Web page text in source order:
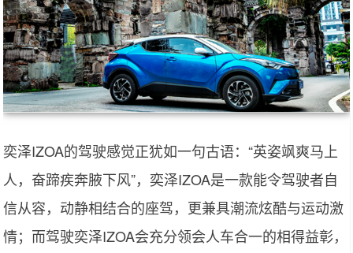
奕泽IZOA的驾驶感觉正犹如一句古语：“英姿飒爽马上
人，奋蹄疾奔腋下风”，奕泽IZOA是一款能令驾驶者自
信从容，动静相结合的座驾，更兼具潮流炫酷与运动激
情；而驾驶奕泽IZOA会充分领会人车合一的相得益彰，